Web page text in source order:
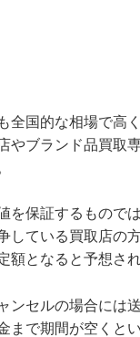
全国的な相場で高
やブランド品買取
を保証するもので
している買取店の
額となると予想され
ンセルの場合には
まで期間が空くと